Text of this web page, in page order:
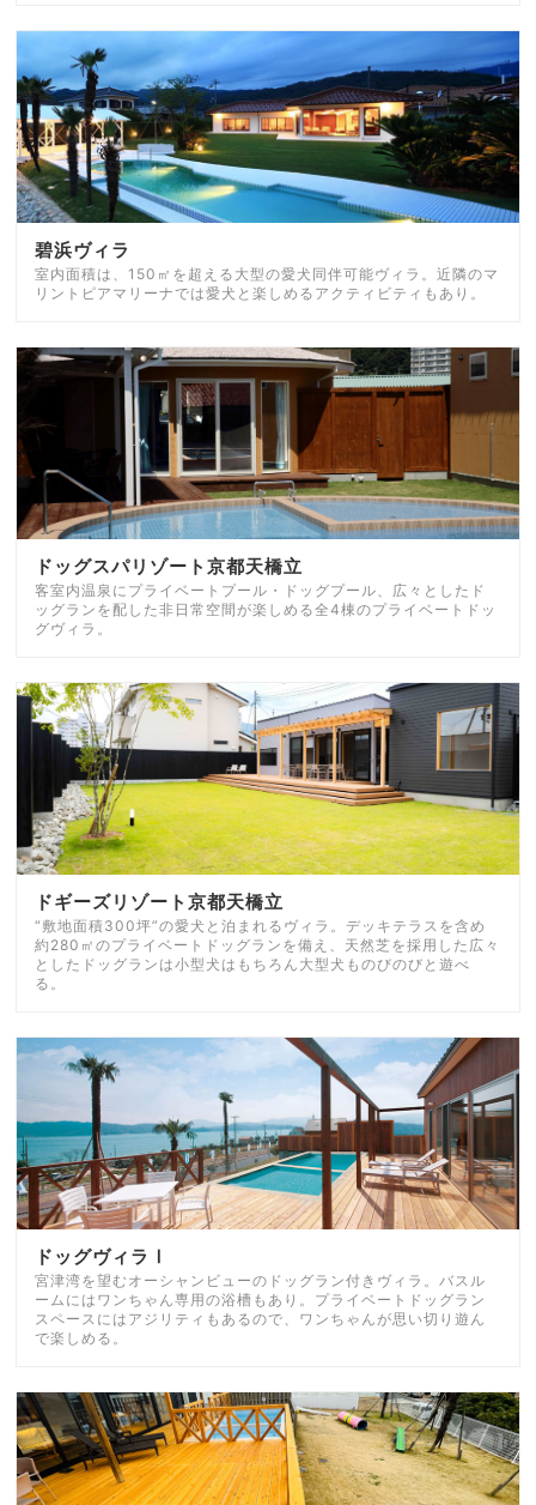
碧浜ヴィラ
室内面積は、150㎡を超える大型の愛犬同伴可能ヴィラ。近隣のマ
リントピアマリーナでは愛犬と楽しめるアクティビティもあり。
ドッグスパリゾート京都天橋立
客室内温泉にプライベートプール・ドッグプール、広々としたド
ッグランを配した非日常空間が楽しめる全4棟のプライベートドッ
グヴィラ。
ドギーズリゾート京都天橋立
“敷地面積300坪”の愛犬と泊まれるヴィラ。デッキテラスを含め
約280㎡のプライベートドッグランを備え、天然芝を採用した広々
としたドッグランは小型犬はもちろん大型犬ものびのびと遊べ
る。
ドッグヴィラⅠ
宮津湾を望むオーシャンビューのドッグラン付きヴィラ。バスル
ームにはワンちゃん専用の浴槽もあり。プライベートドッグラン
スペースにはアジリティもあるので、ワンちゃんが思い切り遊ん
で楽しめる。